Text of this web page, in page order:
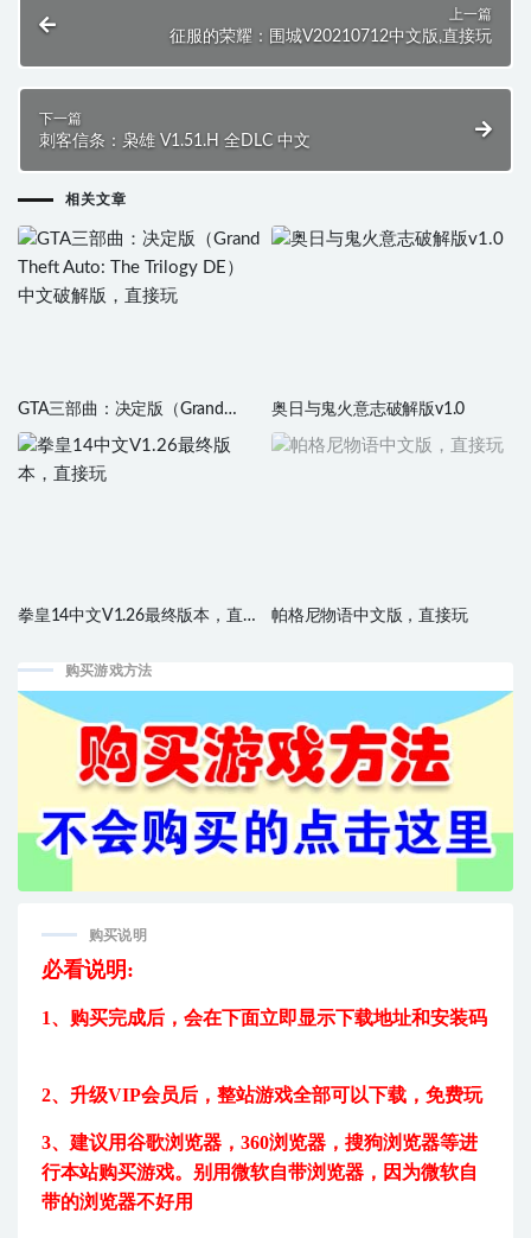
上一篇
征服的荣耀：围城V20210712中文版,直接玩
下一篇
刺客信条：枭雄 V1.51.H 全DLC 中文
相关文章
GTA三部曲：决定版（Grand
Theft Auto: The Trilogy DE）中文
破解版，直接玩
奥日与鬼火意志破解版v1.0
拳皇14中文V1.26最终版本，直接
帕格尼物语中文版，直接玩
购买游戏方法
购买说明
必看说明:
1、购买完成后， 会在下面立即显示下载地址和安装码
2、升级VIP会员后， 整站游戏全部可以下载，免费玩
3、建议用谷歌浏览器，360浏览器，搜狗浏览器等进
行本站购买游戏。 别用微软自带浏览器，因为微软自
带的浏览器不好用